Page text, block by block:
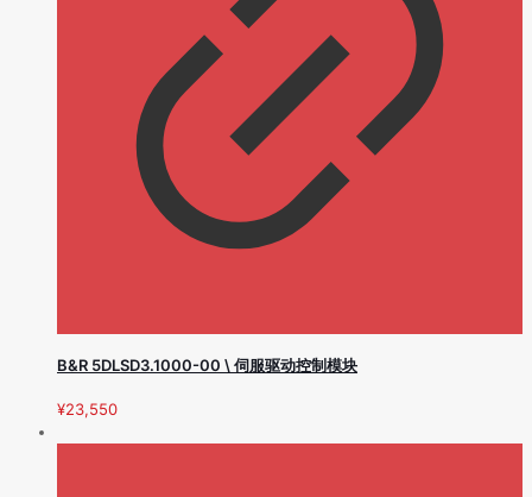
B&R 5DLSD3.1000-00 \ 伺服驱动控制模块
¥23,550